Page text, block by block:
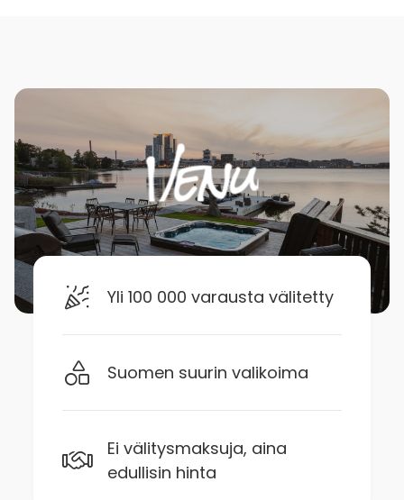
Yli 100 000 varausta välitetty
Suomen suurin valikoima
Ei välitysmaksuja, aina
edullisin hinta